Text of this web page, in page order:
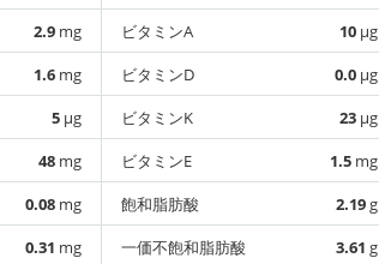
2.9 mg
1.6 mg
5 µg
48 mg
0.08 mg
0.31 mg
ビタミンA
10 µg
ビタミンD
0.0 µg
ビタミンK
23 µg
ビタミンE
1.5 mg
飽和脂肪酸
2.19g
一価不飽和脂肪酸
3.61 g